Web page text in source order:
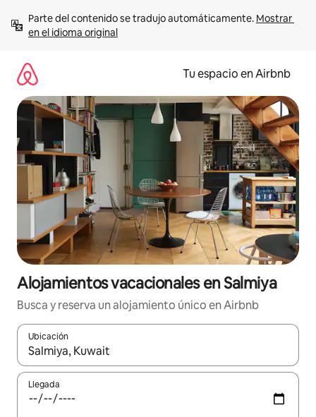
contenido
Parte del contenido se tradujo automáticamente. Mostrar
en el idioma original
Tu espacio en Airbnb
Alojamientos vacacionales en Salmiya
Busca y reserva un alojamiento único en Airbnb
Ubicación
Cuando los resultados estén disponibles, podrás navegar
Llegada